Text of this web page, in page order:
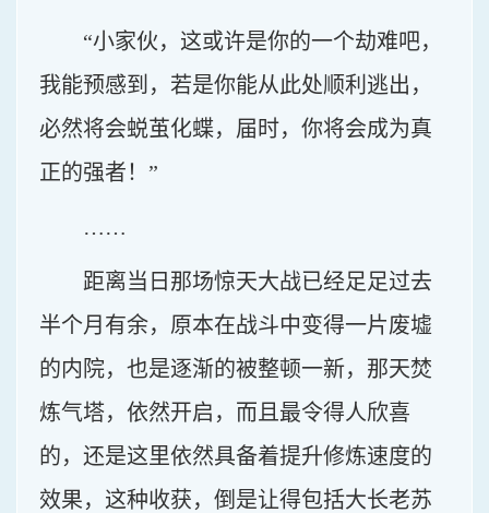
“小家伙，这或许是你的一个劫难吧，
我能预感到，若是你能从此处顺利逃出，
必然将会蜕茧化蝶，届时，你将会成为真
正的强者！”
……
距离当日那场惊天大战已经足足过去
半个月有余，原本在战斗中变得一片废墟
的内院，也是逐渐的被整顿一新，那天焚
炼气塔，依然开启，而且最令得人欣喜
的，还是这里依然具备着提升修炼速度的
效果，这种收获，倒是让得包括大长老苏